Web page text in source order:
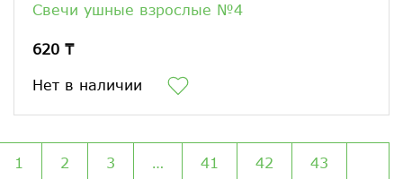
Свечи ушные взрослые №4
620 ₸
Нет в наличии
1 2 3 … 41 42 43